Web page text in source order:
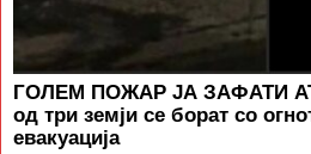
ГОЛЕМ ПОЖАР ЈА ЗАФАТИ
од три земји се борат со
евакуација